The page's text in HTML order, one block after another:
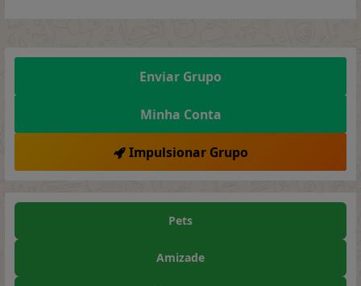
Enviar Grupo
Minha Conta
Impulsionar Grupo
Pets
Amizade